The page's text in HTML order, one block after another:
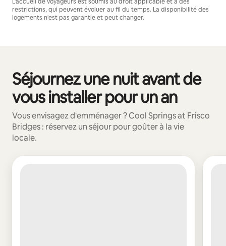
restrictions, qui peuvent évoluer au fil du temps. La disponibilité des
logements n'est pas garantie et peut changer.
Séjournez une nuit avant de
vous installer pour un an
Vous envisagez d'emménager ? Cool Springs at Frisco
Bridges : réservez un séjour pour goûter à la vie
locale.
0 sur 0 élément visible